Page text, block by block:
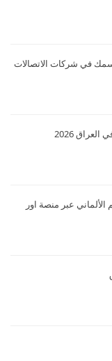
في شركات الاتصالات
2026
عبر منصة اور